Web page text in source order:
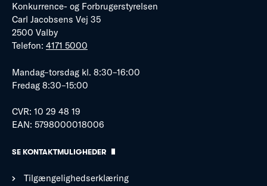
Konkurrence- og Forbrugerstyrelsen
Carl Jacobsens Vej 35
2500 Valby
Telefon: 4171 5000
Mandag–torsdag kl. 8:30–16:00
Fredag 8:30–15:00
CVR: 10 29 48 19
EAN: 5798000018006
SE KONTAKTMULIGHEDER
Tilgængelighedserklæring